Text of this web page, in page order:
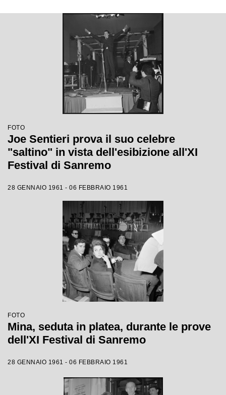
FOTO
Joe Sentieri prova il suo celebre
"saltino" in vista dell'esibizione all'XI
Festival di Sanremo
28 GENNAIO 1961 - 06 FEBBRAIO 1961
FOTO
Mina, seduta in platea, durante le prove
dell'XI Festival di Sanremo
28 GENNAIO 1961 - 06 FEBBRAIO 1961